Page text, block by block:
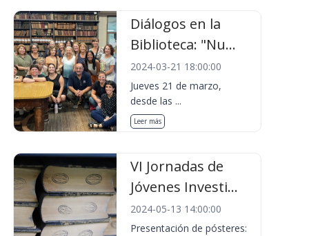
Diálogos en la
Biblioteca: "Nu...
2024-03-21 18:00:00
Jueves 21 de marzo,
desde las ...
Leer más
VI Jornadas de
Jóvenes Investi...
2024-05-13 14:00:00
Presentación de pósteres: